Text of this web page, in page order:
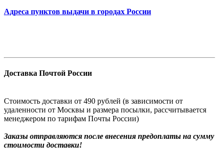
Адреса пунктов выдачи в городах России
Доставка Почтой России
Стоимость доставки от 490 рублей (в зависимости от
удаленности от Москвы и размера посылки, рассчитывается
менеджером по тарифам Почты России)
Заказы отправляются после внесения предоплаты на сумму
стоимости доставки!